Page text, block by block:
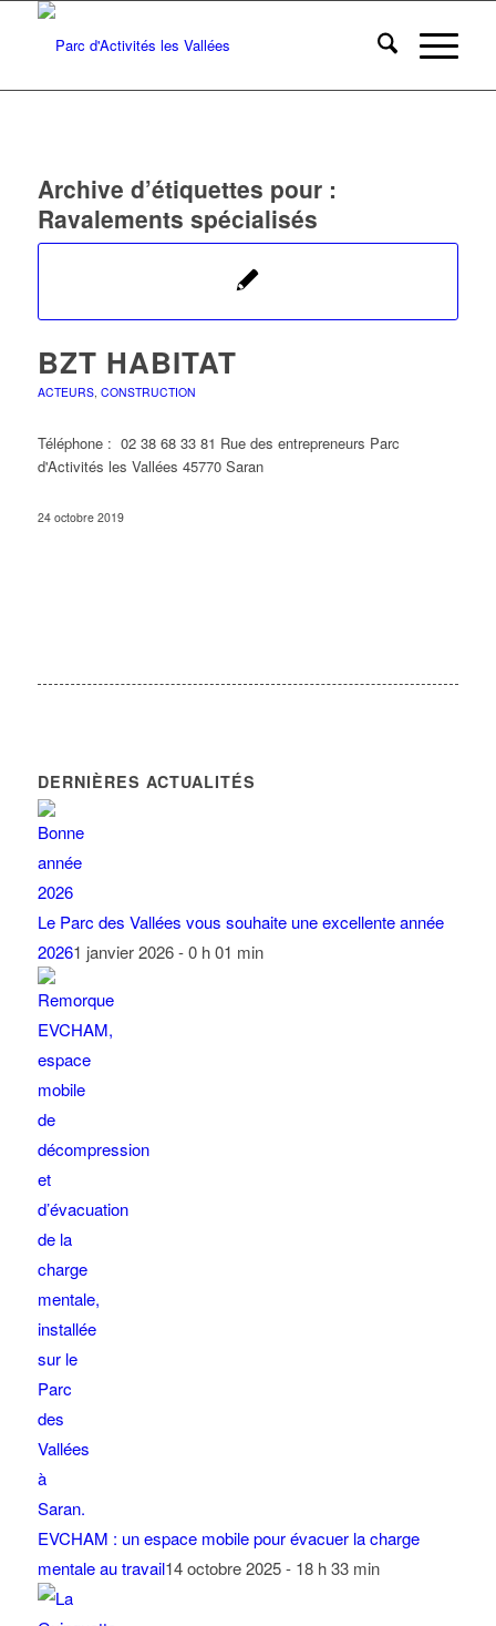
Archive d’étiquettes pour :
Ravalements spécialisés
BZT HABITAT
ACTEURS, CONSTRUCTION
Téléphone : 02 38 68 33 81 Rue des entrepreneurs Parc
d'Activités les Vallées 45770 Saran
24 octobre 2019
DERNIÈRES ACTUALITÉS
Le Parc des Vallées vous souhaite une excellente année
20261 janvier 2026 - 0 h 01 min
EVCHAM : un espace mobile pour évacuer la charge
mentale au travail14 octobre 2025 - 18 h 33 min